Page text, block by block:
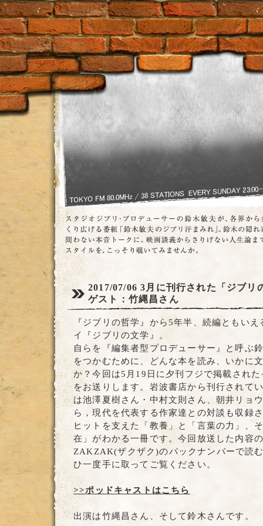
2017/07/063月に刊行された「ジブリ
ゲスト：竹縄昌さん
『ジブリの哲学』から5年半、続編ともい
イ『ジブリの文学』。
自らを『編集者型プロデューサー』と呼ぶ
をつかむために、どんな本を読み、いかに
か？今回は5月19日に夕刊フジで掲載され
をお送りします。岩波書店から刊行されて
は池澤夏樹さん・中村文則さん、朝井リョ
ら，現代を代表する作家達との対談も収録
ヒットを支えた「教養」と「言葉の力」、
在」がわかる一冊です。今回放送した内容
ZAKZAK(ザクザク)のバックナンバーで読
ひ一度手に取ってご覧ください。
>>ポッドキャストはこちら
出演は竹縄昌さん、そして鈴木さんです。